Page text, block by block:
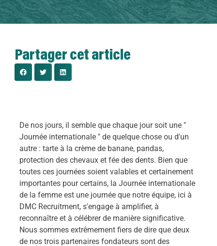
Partager cet article
De nos jours, il semble que chaque jour soit une "
Journée internationale " de quelque chose ou d'un
autre : tarte à la crème de banane, pandas,
protection des chevaux et fée des dents. Bien que
toutes ces journées soient valables et certainement
importantes pour certains, la Journée internationale
de la femme est une journée que notre équipe, ici à
DMC Recruitment, s'engage à amplifier, à
reconnaître et à célébrer de manière significative.
Nous sommes extrêmement fiers de dire que deux
de nos trois partenaires fondateurs sont des